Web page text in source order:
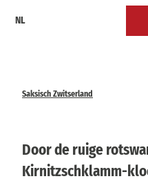
NL
Saksisch Zwitserland
Door de ruige
Kirnitzschklamm-